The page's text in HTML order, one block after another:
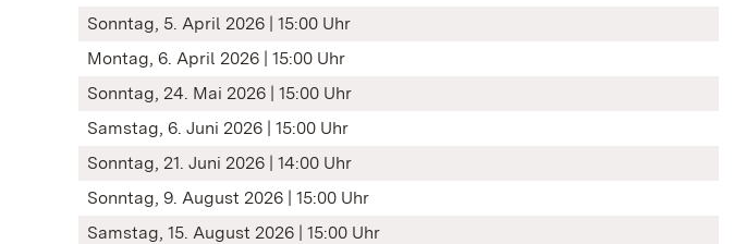
Sonntag, 5. April 2026 | 15:00 Uhr
Montag, 6. April 2026 | 15:00 Uhr
Sonntag, 24. Mai 2026 | 15:00 Uhr
Samstag, 6. Juni 2026 | 15:00 Uhr
Sonntag, 21. Juni 2026 | 14:00 Uhr
Sonntag, 9. August 2026 | 15:00 Uhr
Samstag, 15. August 2026 | 15:00 Uhr